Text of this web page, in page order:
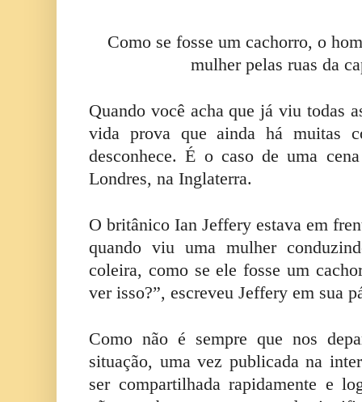
Como se fosse um cachorro, o
mulher pelas ruas da
Quando você acha que já viu todas
vida prova que ainda há muitas
desconhece. É o caso de uma
Londres, na Inglaterra.
O britânico Ian Jeffery estava em
quando viu uma mulher
coleira, como se ele fosse um
ver isso?”, escreveu Jeffery em sua
Como não é sempre que nos
situação, uma vez publicada na
ser compartilhada rapidamente e